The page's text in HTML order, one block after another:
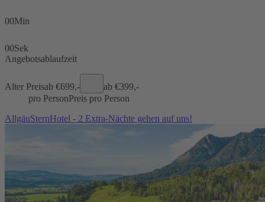
00Min
00Sek
Angebotsablaufzeit
Alter Preisab €699,- ab €399,-
pro PersonPreis pro Person
AllgäuSternHotel - 2 Extra-Nächte gehen auf uns!